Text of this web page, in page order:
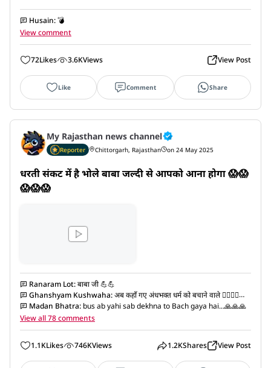
Husain:💣
View comment
72Likes 3.6KViews View Post
Like Comment Share
My Rajasthan news channel
Reporter Chittorgarh, Rajasthan on 24 May 2025
धरती संकट में है भोले बाबा जल्दी से आपको आना होगा 😱😱
😱😱😱
Ranaram Lot:बाबा जी 💪💪
Ghanshyam Kushwaha:अब कहाँ गए अंधभक्त धर्म को बचाने वाले 👍🏻👍🏻👍🏻
👍🏻💐💐💐Madan Bhatra: bus ab yahi sab dekhna to Bach gaya hai...🙏🙏🙏
View all 78 comments
1.1KLikes 746KViews 1.2KShares View Post